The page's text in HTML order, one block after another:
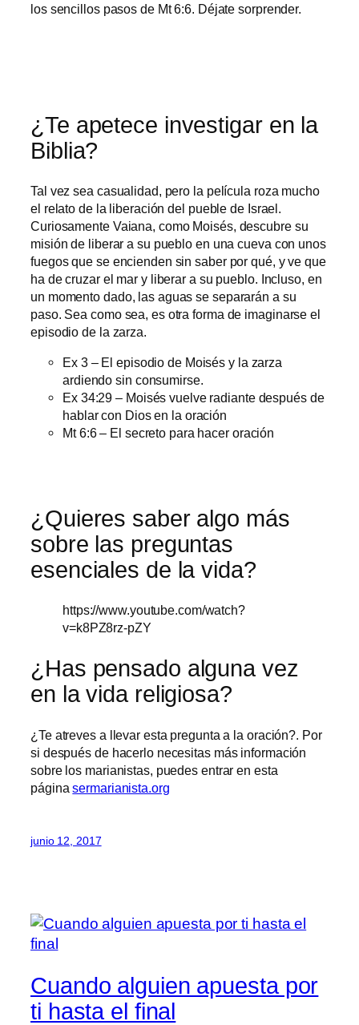
los sencillos pasos de Mt 6:6. Déjate sorprender.
¿Te apetece investigar en la
Biblia?
Tal vez sea casualidad, pero la película roza mucho
el relato de la liberación del pueble de Israel.
Curiosamente Vaiana, como Moisés, descubre su
misión de liberar a su pueblo en una cueva con unos
fuegos que se encienden sin saber por qué, y ve que
ha de cruzar el mar y liberar a su pueblo. Incluso, en
un momento dado, las aguas se separarán a su
paso. Sea como sea, es otra forma de imaginarse el
episodio de la zarza.
Ex 3 – El episodio de Moisés y la zarza
ardiendo sin consumirse.
Ex 34:29 – Moisés vuelve radiante después de
hablar con Dios en la oración
Mt 6:6 – El secreto para hacer oración
¿Quieres saber algo más
sobre las preguntas
esenciales de la vida?
https://www.youtube.com/watch?
v=k8PZ8rz-pZY
¿Has pensado alguna vez
en la vida religiosa?
¿Te atreves a llevar esta pregunta a la oración?. Por
si después de hacerlo necesitas más información
sobre los marianistas, puedes entrar en esta
páginasermarianista.org
junio 12, 2017
Cuando alguien apuesta por
ti hasta el final